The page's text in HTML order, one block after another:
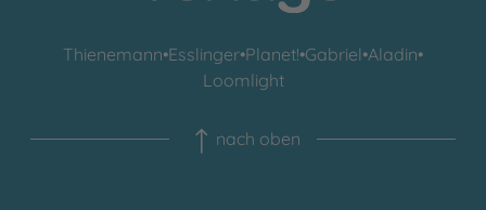
Thienemann•Esslinger•Planet!•Gabriel•Aladin•
Loomlight
nach oben